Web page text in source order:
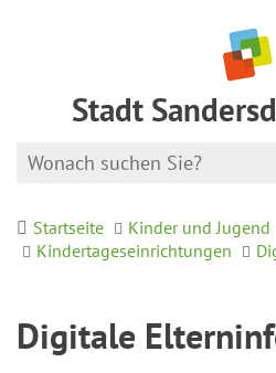
Stadt
Startseite
Kinder und Jugend
Kindertageseinrichtungen
Digitale